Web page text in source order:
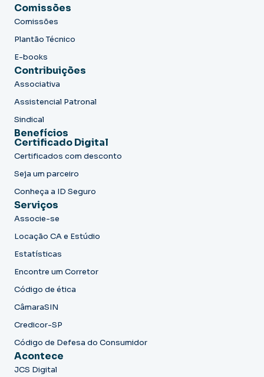
Comissões
Comissões
Plantão Técnico
E-books
Contribuições
Associativa
Assistencial Patronal
Sindical
Benefícios
Certificado Digital
Certificados com desconto
Seja um parceiro
Conheça a ID Seguro
Serviços
Associe-se
Locação CA e Estúdio
Estatísticas
Encontre um Corretor
Código de ética
CâmaraSIN
Credicor-SP
Código de Defesa do Consumidor
Acontece
JCS Digital